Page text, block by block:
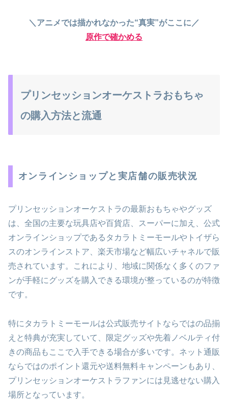
＼アニメでは描かれなかった“真実”がここに／
原作で確かめる
プリンセッションオーケストラおもちゃ
の購入方法と流通
オンラインショップと実店舗の販売状況
プリンセッションオーケストラの最新おもちゃやグッズ
は、全国の主要な玩具店や百貨店、スーパーに加え、公式
オンラインショップであるタカラトミーモールやトイザら
スのオンラインストア、楽天市場など幅広いチャネルで販
売されています。これにより、地域に関係なく多くのファ
ンが手軽にグッズを購入できる環境が整っているのが特徴
です。
特にタカラトミーモールは公式販売サイトならではの品揃
えと特典が充実していて、限定グッズや先着ノベルティ付
きの商品もここで入手できる場合が多いです。ネット通販
ならではのポイント還元や送料無料キャンペーンもあり、
プリンセッションオーケストラファンには見逃せない購入
場所となっています。